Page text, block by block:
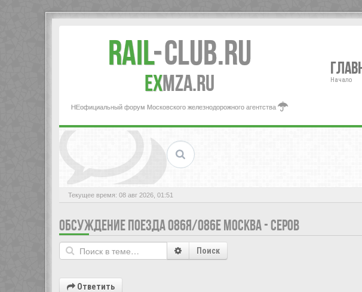
Rail-Club.RU
exMZA.RU
НЕофициальный форум Московского железнодорожного агентства
Начало
Текущее время: 08 авг 2026, 01:51
ОБСУЖДЕНИЕ ПОЕЗДА 086Я/086Е МОСКВА - СЕРОВ
Поиск
Ответить